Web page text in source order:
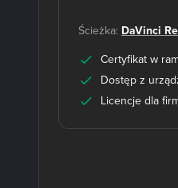
Ścieżka: DaVinci
Certyfikat w
Dostęp z
Licencje dla